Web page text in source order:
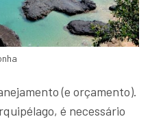
(e orçamento).
é necessário